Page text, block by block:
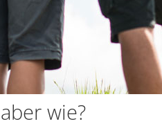
wie?